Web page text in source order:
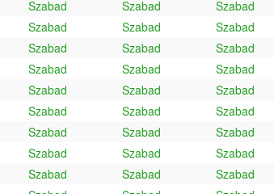
Szabad Szabad Szabad
Szabad Szabad Szabad
Szabad Szabad Szabad
Szabad Szabad Szabad
Szabad Szabad Szabad
Szabad Szabad Szabad
Szabad Szabad Szabad
Szabad Szabad Szabad
Szabad Szabad Szabad